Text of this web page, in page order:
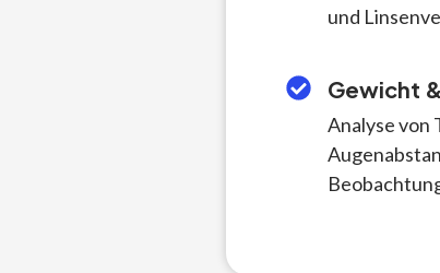
und
Gewicht
Analyse von